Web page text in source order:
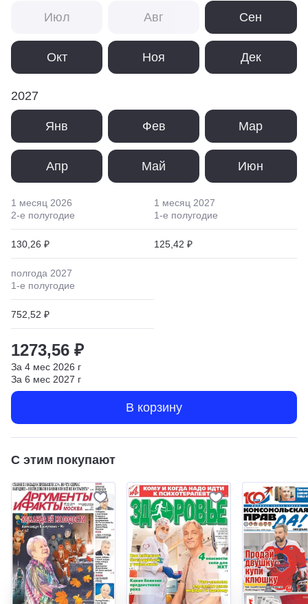
Июл Авг Сен
Окт Ноя Дек
2027
Янв Фев Мар
Апр Май Июн
1 месяц 2026
2-е полугодие
130,26 ₽
1 месяц 2027
1-е полугодие
125,42 ₽
полгода 2027
1-е полугодие
752,52 ₽
1273,56 ₽
За 4 мес 2026 г
За 6 мес 2027 г
В корзину
С этим покупают